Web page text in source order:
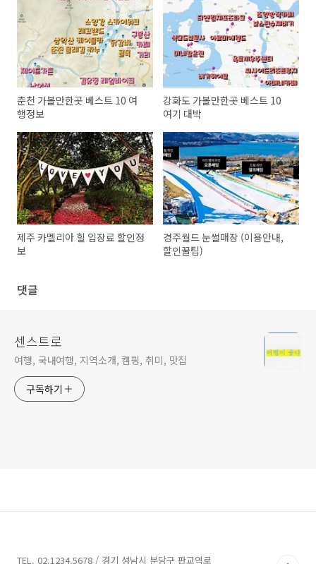
춘천 가볼만한곳 베스트 10 여
행정보
강화도 가볼만한곳 베스트 10
여기 대박
제주 카멜리아 힐 입장료 할인정
보
경주월드 눈썰매장 (이용안내,
할인꿀팁)
댓글
센스트로
여행, 국내여행, 지역소개, 캠핑, 취미, 맛집
구독하기
TEL. 02.1234.5678 / 경기 성남시 분당구 판교역로